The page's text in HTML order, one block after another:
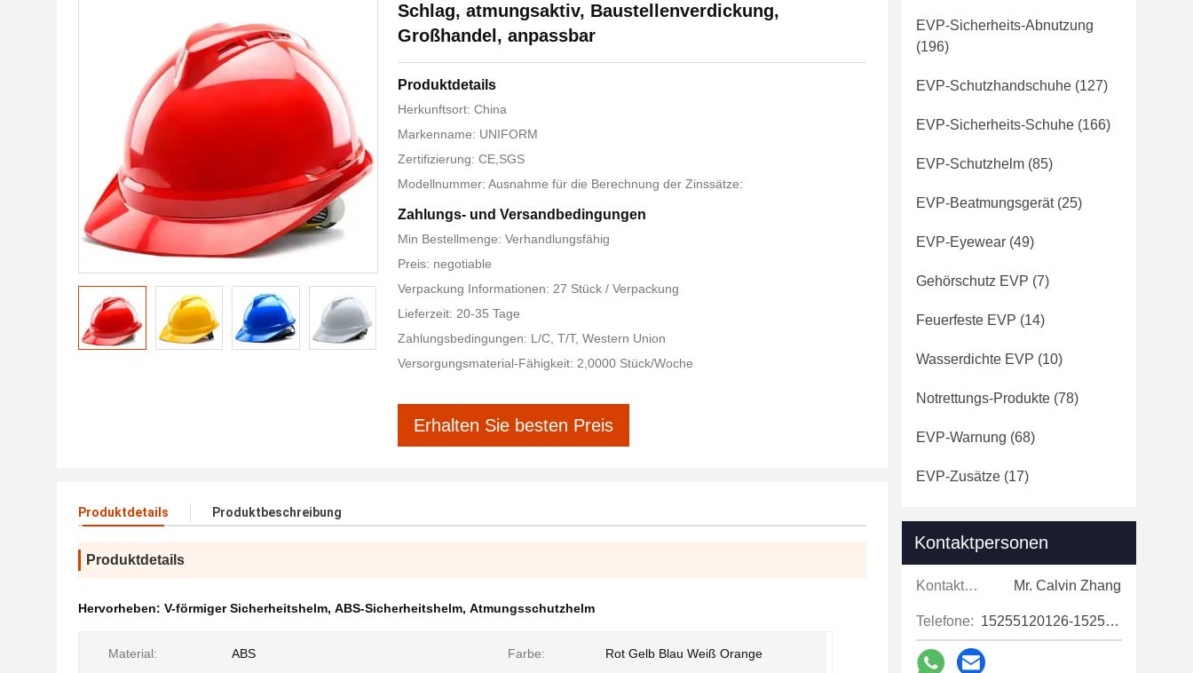
Schlag, atmungsaktiv, Baustellenverdickung,
Großhandel, anpassbar
Produktdetails
Herkunftsort: China
Markenname: UNIFORM
Zertifizierung: CE,SGS
Modellnummer: Ausnahme für die Berechnung der Zinssätze:
Zahlungs- und Versandbedingungen
Min Bestellmenge: Verhandlungsfähig
Preis: negotiable
Verpackung Informationen: 27 Stück / Verpackung
Lieferzeit: 20-35 Tage
Zahlungsbedingungen: L/C, T/T, Western Union
Versorgungsmaterial-Fähigkeit: 2,0000 Stück/Woche
Erhalten Sie besten Preis
Produktdetails Produktbeschreibung
Produktdetails
Hervorheben: V-förmiger Sicherheitshelm, ABS-Sicherheitshelm, Atmungsschutzhelm
Material: ABS Farbe: Rot Gelb Blau Weiß Orange
EVP-Sicherheits-Abnutzung
(196)
EVP-Schutzhandschuhe (127)
EVP-Sicherheits-Schuhe (166)
EVP-Schutzhelm (85)
EVP-Beatmungsgerät(25)
EVP-Eyewear (49)
Gehörschutz EVP (7)
Feuerfeste EVP (14)
Wasserdichte EVP (10)
Notrettungs-Produkte (78)
EVP-Warnung (68)
EVP-Zusätze (17)
Kontaktpersonen
Kontaktpersonen: Mr. Calvin Zhang
Telefone: 15255120126-15255120126